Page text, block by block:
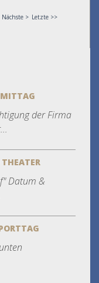
Nächste > Letzte >>
der Firma
Datum &